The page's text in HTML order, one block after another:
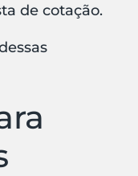
de cotação.